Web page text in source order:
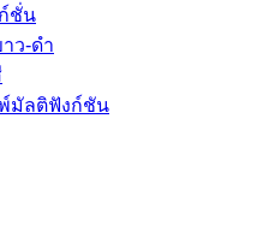
ชั่น
ว-ดำ
มัลติฟังก์ชัน